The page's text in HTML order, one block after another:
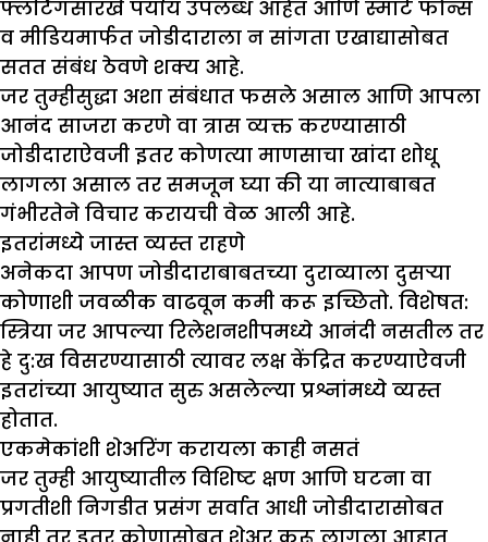
फ्लर्टिंगसारखे पर्याय उपलब्ध आहेत आणि स्मार्ट फोन्स
व मीडियमार्फत जोडीदाराला न सांगता एखाद्यासोबत
सतत संबंध ठेवणे शक्य आहे.
जर तुम्हीसुद्धा अशा संबंधात फसले असाल आणि आपला
आनंद साजरा करणे वा त्रास व्यक्त करण्यासाठी
जोडीदाराऐवजी इतर कोणत्या माणसाचा खांदा शोधू
लागला असाल तर समजून घ्या की या नात्याबाबत
गंभीरतेने विचार करायची वेळ आली आहे.
इतरांमध्ये जास्त व्यस्त राहणे
अनेकदा आपण जोडीदाराबाबतच्या दुराव्याला दुसऱ्या
कोणाशी जवळीक वाढवून कमी करू इच्छितो. विशेषत:
स्त्रिया जर आपल्या रिलेशनशीपमध्ये आनंदी नसतील तर
हे दु:ख विसरण्यासाठी त्यावर लक्ष केंद्रित करण्याऐवजी
इतरांच्या आयुष्यात सुरु असलेल्या प्रश्नांमध्ये व्यस्त
होतात.
एकमेकांशी शेअरिंग करायला काही नसतं
जर तुम्ही आयुष्यातील विशिष्ट क्षण आणि घटना वा
प्रगतीशी निगडीत प्रसंग सर्वात आधी जोडीदारासोबत